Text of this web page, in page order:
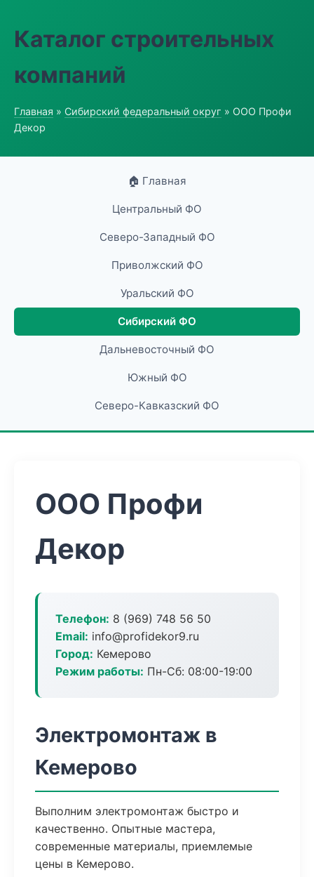
Каталог строительных
компаний
Главная » Сибирский федеральный округ » ООО Профи
Декор
🏠 Главная
Центральный ФО
Северо-Западный ФО
Приволжский ФО
Уральский ФО
Сибирский ФО
Дальневосточный ФО
Южный ФО
Северо-Кавказский ФО
ООО Профи
Декор
Телефон: 8 (969) 748 56 50
Email: info@profidekor9.ru
Город: Кемерово
Режим работы: Пн-Сб: 08:00-19:00
Электромонтаж в
Кемерово
Выполним электромонтаж быстро и
качественно. Опытные мастера,
современные материалы, приемлемые
цены в Кемерово.